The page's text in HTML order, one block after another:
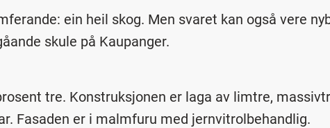
ein heil skog. Men svaret kan også vere
skule på Kaupanger.
tre. Konstruksjonen er laga av limtre,
Fasaden er i malmfuru med jernvitrolbehandlig.